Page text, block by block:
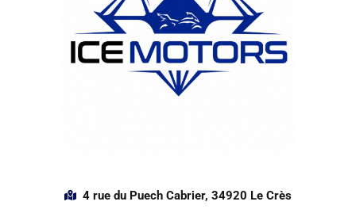
4 rue du Puech Cabrier, 34920 Le Crès